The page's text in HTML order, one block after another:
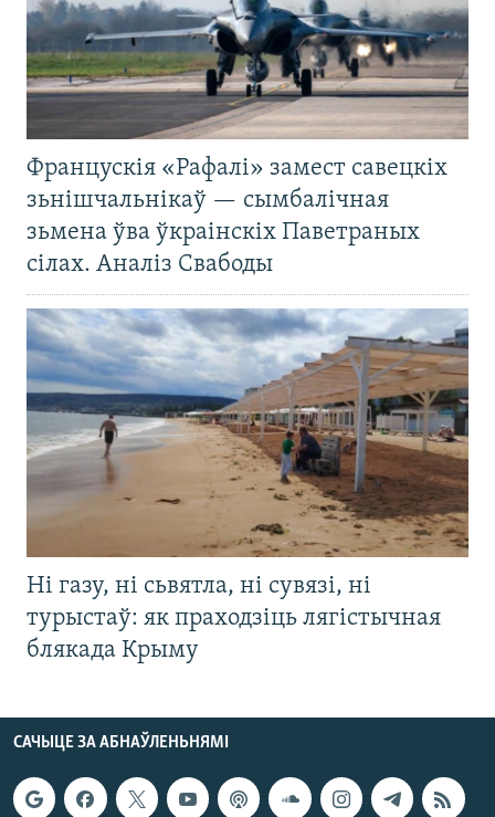
Францускія «Рафалі» замест савецкіх
зьнішчальнікаў — сымбалічная
зьмена ўва ўкраінскіх Паветраных
сілах. Аналіз Свабоды
Ні газу, ні сьвятла, ні сувязі, ні
турыстаў: як праходзіць лягістычная
блякада Крыму
САЧЫЦЕ ЗА АБНАЎЛЕНЬНЯМІ